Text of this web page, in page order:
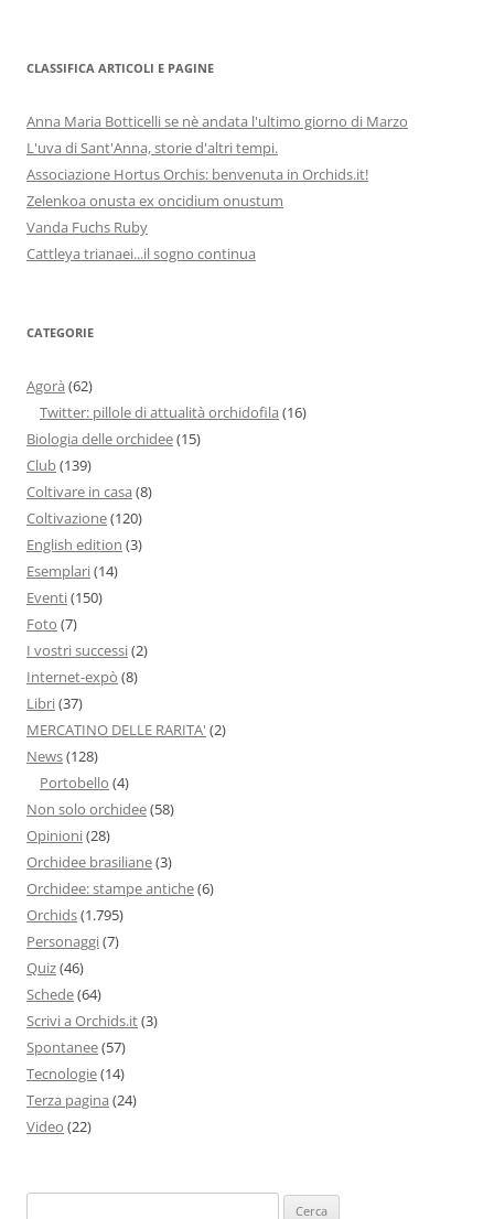
CLASSIFICA ARTICOLI E PAGINE
Anna Maria Botticelli se nè andata l'ultimo giorno di Marzo
L'uva di Sant'Anna, storie d'altri tempi.
Associazione Hortus Orchis: benvenuta in Orchids.it!
Zelenkoa onusta ex oncidium onustum
Vanda Fuchs Ruby
Cattleya trianaei...il sogno continua
CATEGORIE
Agorà (62)
Twitter: pillole di attualità orchidofila (16)
Biologia delle orchidee(15)
Club(139)
Coltivare in casa (8)
Coltivazione(120)
English edition (3)
Esemplari(14)
Eventi(150)
Foto (7)
I vostri successi(2)
Internet-expò (8)
Libri(37)
MERCATINO DELLE RARITA' (2)
News(128)
Portobello (4)
Non solo orchidee(58)
Opinioni(28)
Orchidee brasiliane(3)
Orchidee: stampe antiche(6)
Orchids(1.795)
Personaggi(7)
Quiz(46)
Schede(64)
Scrivi a Orchids.it(3)
Spontanee(57)
Tecnologie(14)
Terza pagina (24)
Video (22)